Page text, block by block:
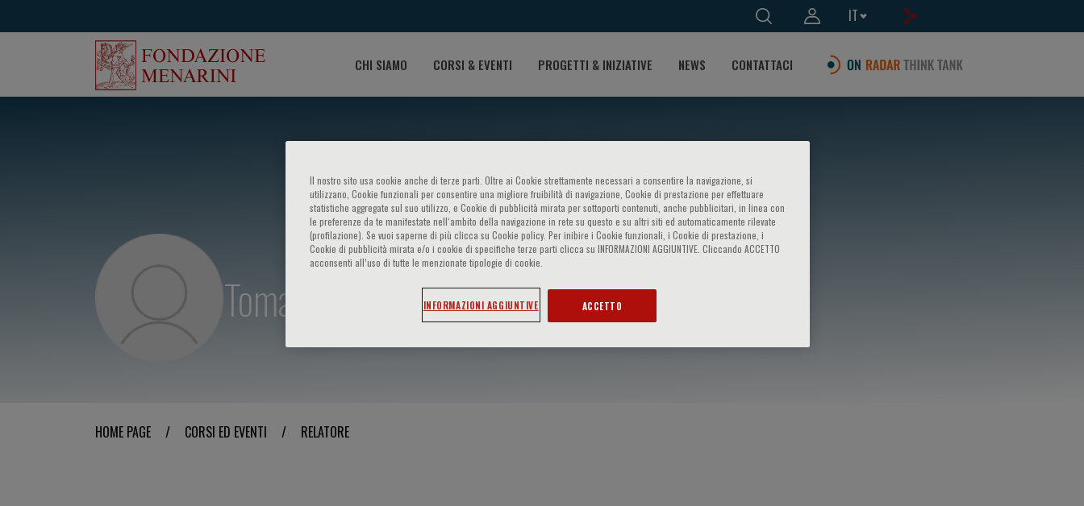
IT
CHI SIAMO CORSI & EVENTI PROGETTI & INIZIATIVE NEWS CONTATTACI
Tomasz Trafny
HOME PAGE / CORSI ED EVENTI / RELATORE
Il nostro sito usa cookie anche di terze parti. Oltre ai Cookie strettamente necessari a consentire la navigazione, si
utilizzano, Cookie funzionali per consentire una migliore fruibilità di navigazione, Cookie di prestazione per effettuare
statistiche aggregate sul suo utilizzo, e Cookie di pubblicità mirata per sottoporti contenuti, anche pubblicitari, in linea con
le preferenze da te manifestate nell‘ambito della navigazione in rete su questo e su altri siti ed automaticamente rilevate
(profilazione). Se vuoi saperne di più clicca su Cookie policy. Per inibire i Cookie funzionali, i Cookie di prestazione, i
Cookie di pubblicità mirata e/o i cookie di specifiche terze parti clicca su INFORMAZIONI AGGIUNTIVE. Cliccando ACCETTO
acconsenti all’uso di tutte le menzionate tipologie di cookie.
INFORMAZIONI AGGIUNTIVE ACCETTO